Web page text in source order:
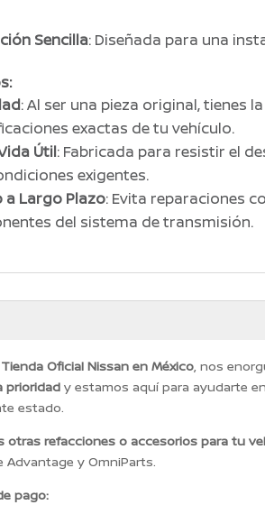
Sencilla: Diseñada para una
: Al ser una pieza original, tienes
exactas de tu vehículo.
Útil: Fabricada para resistir el
exigentes.
a Largo Plazo: Evita reparaciones
del sistema de transmisión.
Oficial Nissan en México , nos
prioridad y estamos aquí para ayudarte
estado.
otras refacciones o accesorios para tu
Advantage y OmniParts.
pago: